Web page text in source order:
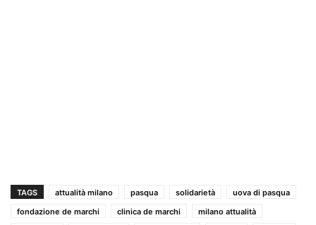
TAGS attualità milano pasqua solidarietà
uova di pasqua
fondazione de marchi
clinica de marchi
milano attualità